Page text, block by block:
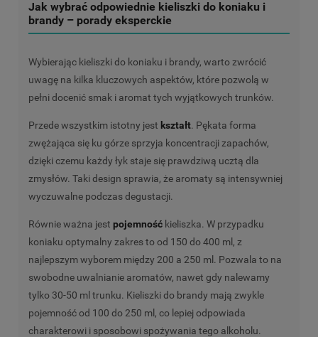
Jak wybrać odpowiednie kieliszki do koniaku i
brandy – porady eksperckie
Wybierając kieliszki do koniaku i brandy, warto zwrócić
uwagę na kilka kluczowych aspektów, które pozwolą w
pełni docenić smak i aromat tych wyjątkowych trunków.
Przede wszystkim istotny jest kształt. Pękata forma
zwężająca się ku górze sprzyja koncentracji zapachów,
dzięki czemu każdy łyk staje się prawdziwą ucztą dla
zmysłów. Taki design sprawia, że aromaty są intensywniej
wyczuwalne podczas degustacji.
Równie ważna jest pojemność kieliszka. W przypadku
koniaku optymalny zakres to od 150 do 400 ml, z
najlepszym wyborem między 200 a 250 ml. Pozwala to na
swobodne uwalnianie aromatów, nawet gdy nalewamy
tylko 30-50 ml trunku. Kieliszki do brandy mają zwykle
pojemność od 100 do 250 ml, co lepiej odpowiada
charakterowi i sposobowi spożywania tego alkoholu.